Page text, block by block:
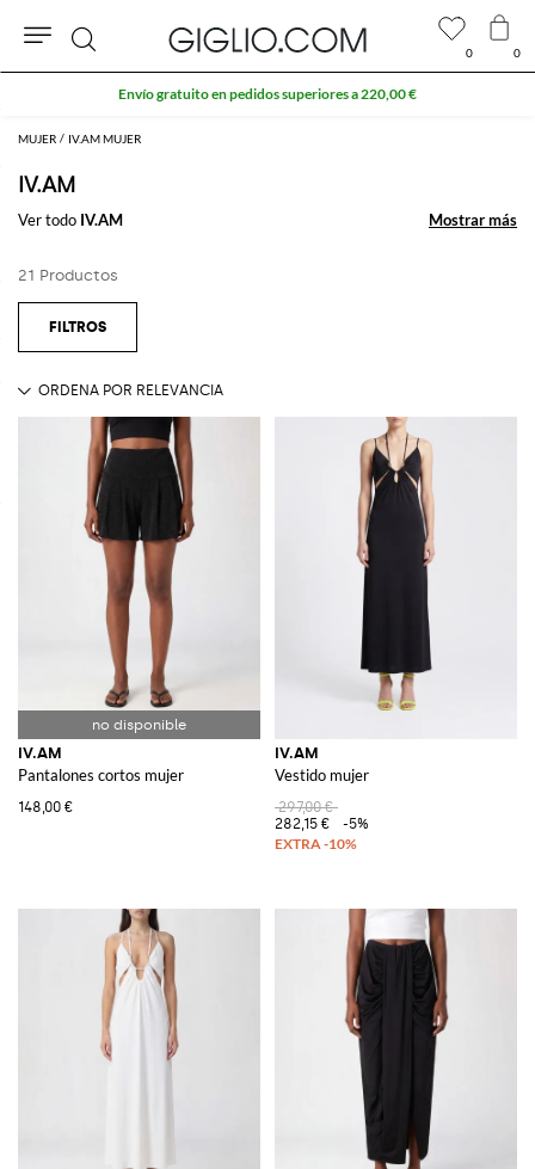
MUJER IV.AM MUJER
IV.AM
Ver todo IV.AM Mostrar más
Mostrar más
21 Productos
IV.AM
Pantalones cortos mujer
148,00 €
IV.AM
Vestido mujer
297,00 €
282,15 €
-5%
0 0
Buscar
Envío gratuito en pedidos superiores a 220,00 €